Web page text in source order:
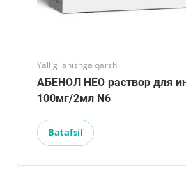
Yallig'lanishga qarshi
АБЕНОЛ НЕО раствор для
100мг/2мл N6
Batafsil